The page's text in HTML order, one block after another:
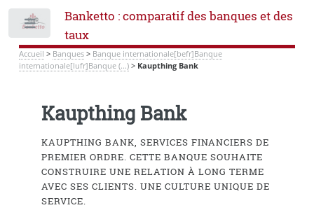
Banketto : comparatif des banques et des
taux
Accueil > Banques> Banque internationale[befr]Banque
internationale[lufr]Banque (...)> Kaupthing Bank
Kaupthing Bank
KAUPTHING BANK, SERVICES FINANCIERS DE
PREMIER ORDRE. CETTE BANQUE SOUHAITE
CONSTRUIRE UNE RELATION À LONG TERME
AVEC SES CLIENTS. UNE CULTURE UNIQUE DE
SERVICE.